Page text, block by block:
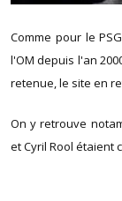
Comme pour le PSG,
l'OM depuis l'an
retenue, le site en
On y retrouve
et Cyril Rool étaient